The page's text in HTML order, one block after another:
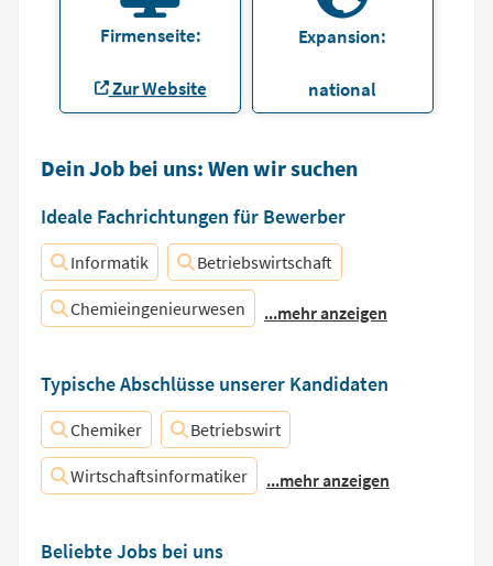
Firmenseite:
Zur Website
Expansion:
national
Dein Job bei uns: Wen wir suchen
Ideale Fachrichtungen für Bewerber
Informatik Betriebswirtschaft
Chemieingenieurwesen ...mehr anzeigen
Typische Abschlüsse unserer Kandidaten
Chemiker Betriebswirt
Wirtschaftsinformatiker ...mehr anzeigen
Beliebte Jobs bei uns